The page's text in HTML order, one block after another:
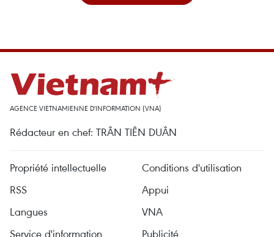
AGENCE VIETNAMIENNE D'INFORMATION (VNA)
Rédacteur en chef: TRÂN TIÊN DUÂN
Propriété intellectuelle
Conditions d'utilisation
RSS
Appui
Langues
VNA
Service d'information
Publicité